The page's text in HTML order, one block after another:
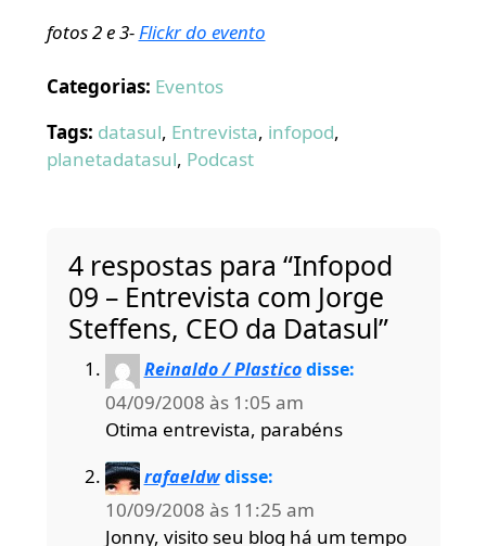
fotos 2 e 3-Flickr do evento
Categorias: Eventos
Tags: datasul, Entrevista, infopod,
planetadatasul, Podcast
4 respostas para “Infopod
09 – Entrevista com Jorge
Steffens, CEO da Datasul”
Reinaldo / Plastico disse:
04/09/2008 às 1:05 am
Otima entrevista, parabéns
rafaeldw disse:
10/09/2008 às 11:25 am
Jonny, visito seu blog há um tempo